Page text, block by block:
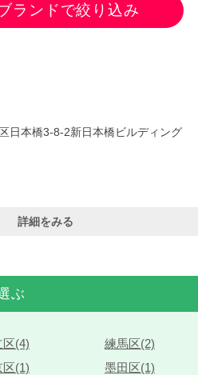
ランドで絞り込み
日本橋3-8-2新日本橋ビルディング
詳細をみる
ぶ
区(4)
練馬区(2)
区(1)
墨田区(1)